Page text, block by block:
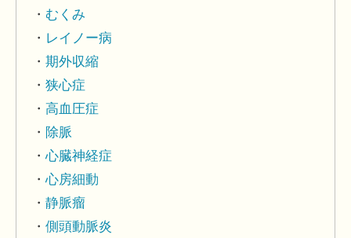
むくみ
レイノー病
期外収縮
狭心症
高血圧症
除脈
心臓神経症
心房細動
静脈瘤
側頭動脈炎